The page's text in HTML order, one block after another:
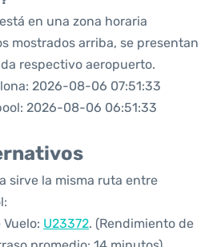
en una zona horaria
mostrados arriba, se presentan
respectivo aeropuerto.
2026-08-06 07:51:33
2026-08-06 06:51:33
sirve la misma ruta entre
U23372. (Rendimiento de